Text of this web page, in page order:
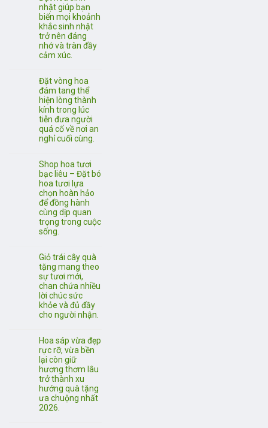
nhật giúp bạn
biến mọi khoảnh
khắc sinh nhật
trở nên đáng
nhớ và tràn đầy
cảm xúc.
Đặt vòng hoa
đám tang thể
hiện lòng thành
kính trong lúc
tiễn đưa người
quá cố về nơi an
nghỉ cuối cùng.
Shop hoa tươi
bạc liêu – Đặt bó
hoa tươi lựa
chọn hoàn hảo
để đồng hành
cùng dịp quan
trọng trong cuộc
sống.
Giỏ trái cây quà
tặng mang theo
sự tươi mới,
chan chứa nhiều
lời chúc sức
khỏe và đủ đầy
cho người nhận.
Hoa sáp vừa đẹp
rực rỡ, vừa bền
lại còn giữ
hương thơm lâu
trở thành xu
hướng quà tặng
ưa chuộng nhất
2026.